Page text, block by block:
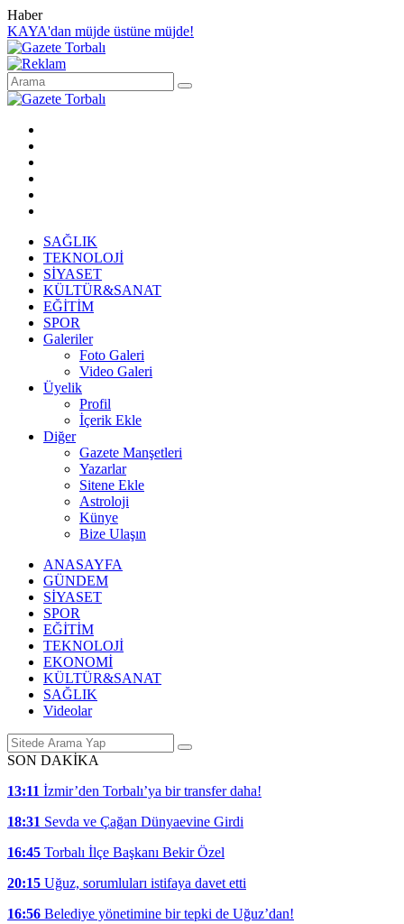
Haber
KAYA'dan müjde üstüne müjde!
SAĞLIK
TEKNOLOJİ
SİYASET
KÜLTÜR&SANAT
EĞİTİM
SPOR
Galeriler
Foto Galeri
Video Galeri
Üyelik
Profil
İçerik Ekle
Diğer
Gazete Manşetleri
Yazarlar
Sitene Ekle
Astroloji
Künye
Bize Ulaşın
ANASAYFA
GÜNDEM
SİYASET
SPOR
EĞİTİM
TEKNOLOJİ
EKONOMİ
KÜLTÜR&SANAT
SAĞLIK
Videolar
SON DAKİKA
13:11 İzmir’den Torbalı’ya bir transfer daha!
18:31 Sevda ve Çağan Dünyaevine Girdi
16:45 Torbalı İlçe Başkanı Bekir Özel
20:15 Uğuz, sorumluları istifaya davet etti
16:56 Belediye yönetimine bir tepki de Uğuz’dan!